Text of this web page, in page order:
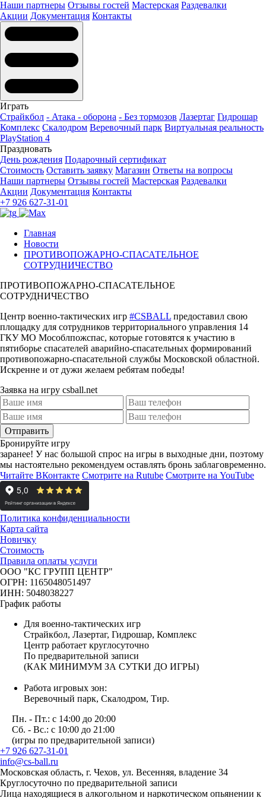
Наши партнеры Отзывы гостей Мастерская Раздевалки
Акции Документация Контакты
Играть
Страйкбол - Атака - оборона - Без тормозов Лазертаг Гидрошар
Комплекс Скалодром Веревочный парк Виртуальная реальность
PlayStation 4
Праздновать
День рождения Подарочный сертификат
Стоимость Оставить заявку Магазин Ответы на вопросы
Наши партнеры Отзывы гостей Мастерская Раздевалки
Акции Документация Контакты
+7 926 627-31-01
Главная
Новости
ПРОТИВОПОЖАРНО-СПАСАТЕЛЬНОЕ
СОТРУДНИЧЕСТВО
ПРОТИВОПОЖАРНО-СПАСАТЕЛЬНОЕ
СОТРУДНИЧЕСТВО
Центр военно-тактических игр #CSBALL предоставил свою
площадку для сотрудников территориального управления 14
ГКУ МО Мособлпожспас, которые готовятся к участию в
пятиборье спасателей аварийно-спасательных формирований
противопожарно-спасательной службы Московской областной.
Искренне и от дужи желаем ребятам победы!
Заявка на игру csball.net
Отправить
Бронируйте игру
заранее! У нас большой спрос на игры в выходные дни, поэтому
мы настоятельно рекомендуем оставлять бронь заблаговременно.
Читайте ВКонтакте Смотрите на Rutube Смотрите на YouTube
Политика конфиденциальности
Карта сайта
Новичку
Стоимость
Правила оплаты услуги
ООО "КС ГРУПП ЦЕНТР"
ОГРН: 1165048051497
ИНН: 5048038227
График работы
Для военно-тактических игр
Страйкбол, Лазертаг, Гидрошар, Комплекс
Центр работает круглосуточно
По предварительной записи
(КАК МИНИМУМ ЗА СУТКИ ДО ИГРЫ)
Работа игровых зон:
Веревочный парк, Скалодром, Тир.
Пн. - Пт.: с 14:00 до 20:00
Сб. - Вс.: с 10:00 до 21:00
(игры по предварительной записи)
+7 926 627-31-01
info@cs-ball.ru
Московская область, г. Чехов, ул. Весенняя, владение 34
Круглосуточно по предварительной записи
Лица находящиеся в алкогольном и наркотическом опьянении к